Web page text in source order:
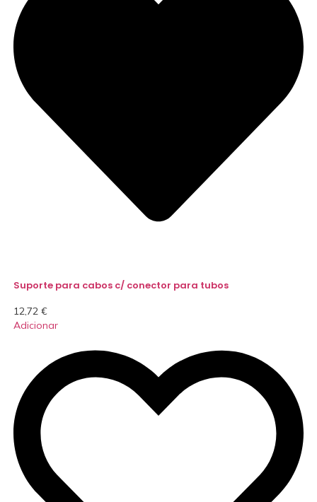
Suporte para cabos c/ conector para tubos
12,72 €
Adicionar